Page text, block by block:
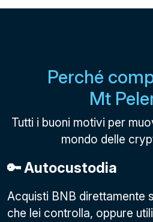
Perché
Mt
Tutti i buoni motivi per
mondo delle
🔑 Autocustodia
Acquisti BNB direttamente
che lei controlla, oppure